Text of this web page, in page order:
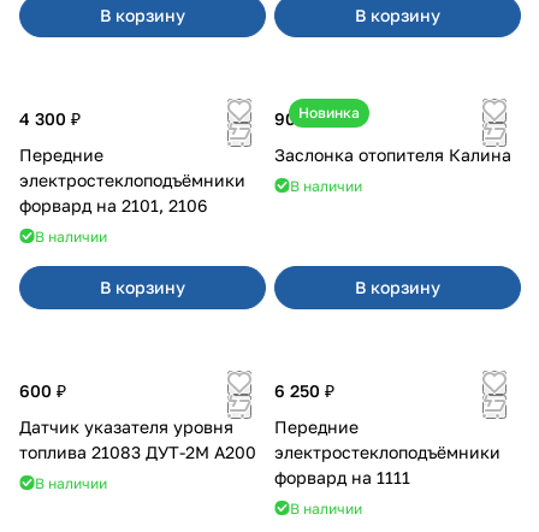
В корзину В корзину
4 300 ₽
Передние
электростеклоподъёмники
форвард на 2101, 2106
В наличии
В корзину
Новинка
900 ₽
Заслонка отопителя Калина
В наличии
В корзину
600 ₽
Датчик указателя уровня
топлива 21083 ДУТ-2М А200
В наличии
6 250 ₽
Передние
электростеклоподъёмники
форвард на 1111
В наличии